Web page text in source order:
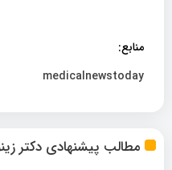
مطالب پیشنهادی دکتر
منابع:
medicalnewstoday